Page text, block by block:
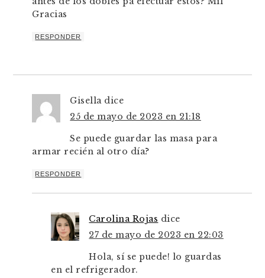
Gracias
RESPONDER
Gisella dice
25 de mayo de 2023 en 21:18
Se puede guardar las masa para
armar recién al otro día?
RESPONDER
Carolina Rojas dice
27 de mayo de 2023 en 22:03
Hola, sí se puede! lo guardas
en el refrigerador.